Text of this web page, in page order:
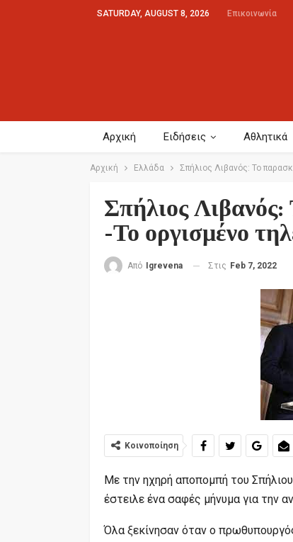
SATURDAY, AUGUST 8, 2026 Επικοινωνία
Αρχική Ειδήσεις Αθλητικά
Αρχική Ελλάδα Σπήλιος Λιβανός: Το
Σπήλιος
-Το οργισμένο
Από Igrevena Στις Feb 7, 2022
Κοινοποίηση
Με την ηχηρή αποπομπή του
έστειλε ένα σαφές μήνυμα για την
Όλα ξεκίνησαν όταν ο